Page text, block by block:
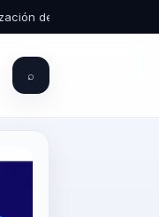
para fortalecer la
⌕